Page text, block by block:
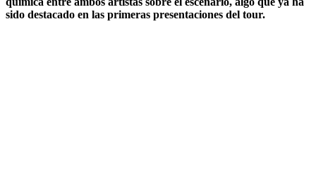
sido destacado en las primeras presentaciones del tour.